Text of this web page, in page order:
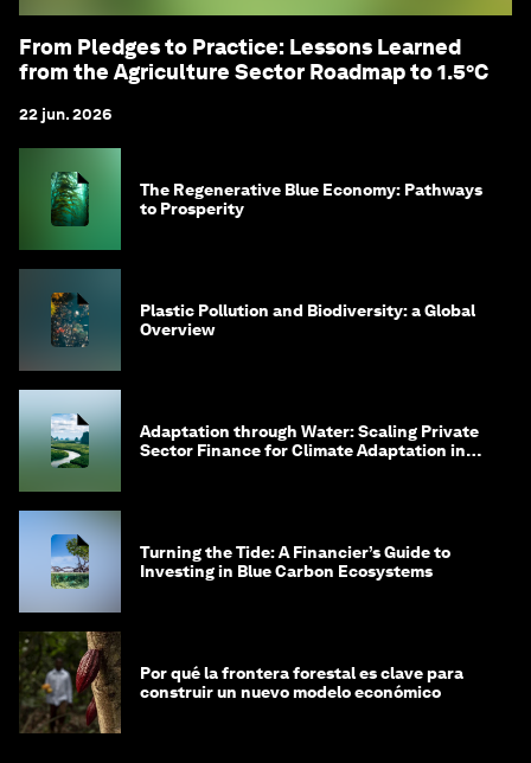
From Pledges to Practice: Lessons Learned
from the Agriculture Sector Roadmap to 1.5°C
22 jun. 2026
The Regenerative Blue Economy: Pathways
to Prosperity
Plastic Pollution and Biodiversity: a Global
Overview
Adaptation through Water: Scaling Private
Sector Finance for Climate Adaptation in
Turning the Tide: A Financier’s Guide to
Investing in Blue Carbon Ecosystems
Por qué la frontera forestal es clave para
construir un nuevo modelo económico